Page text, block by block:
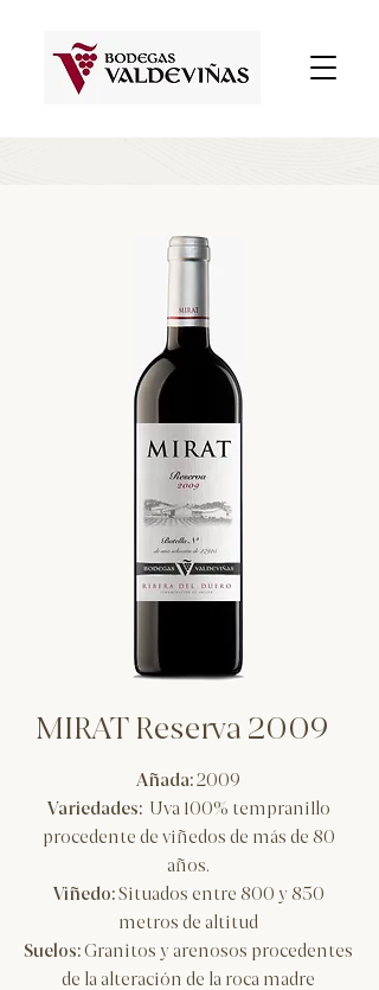
MIRAT Reserva 2009
Añada: 2009
Variedades: Uva 100% tempranillo
procedente de viñedos de más de 80
años.
Viñedo: Situados entre 800 y 850
metros de altitud
Suelos: Granitos y arenosos procedentes
de la alteración de la roca madre